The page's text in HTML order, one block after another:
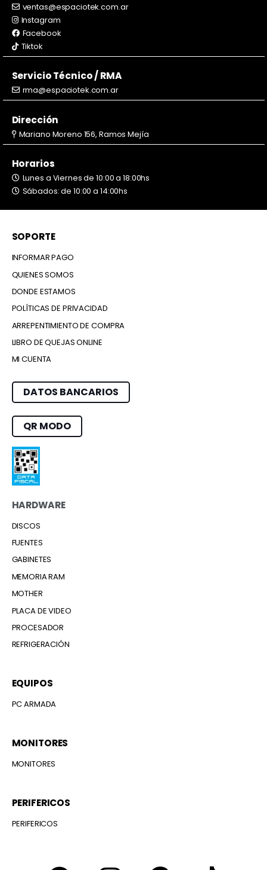
ventas@espaciotek.com.ar
Instagram
Facebook
Tiktok
Servicio Técnico / RMA
rma@espaciotek.com.ar
Dirección
Mariano Moreno 156, Ramos Mejía
Horarios
Lunes a Viernes de 10:00 a 18:00hs
Sábados: de 10:00 a 14:00hs
SOPORTE
INFORMAR PAGO
QUIENES SOMOS
DONDE ESTAMOS
POLÍTICAS DE PRIVACIDAD
ARREPENTIMIENTO DE COMPRA
LIBRO DE QUEJAS ONLINE
MI CUENTA
DATOS BANCARIOS
QR MODO
HARDWARE
DISCOS
FUENTES
GABINETES
MEMORIA RAM
MOTHER
PLACA DE VIDEO
PROCESADOR
REFRIGERACIÓN
EQUIPOS
PC ARMADA
MONITORES
MONITORES
PERIFERICOS
PERIFERICOS